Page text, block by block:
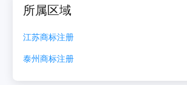
所属区域
江苏商标注册
泰州商标注册